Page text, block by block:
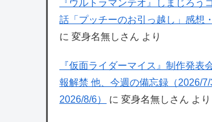
『ウルトラマンテオ』しまじろう
話「プッチーのお引っ越し」感想
に 変身名無しさん より
『仮面ライダーマイス』制作発表
報解禁 他、今週の備忘録（2026/7/
2026/8/6）
に 変身名無しさん より